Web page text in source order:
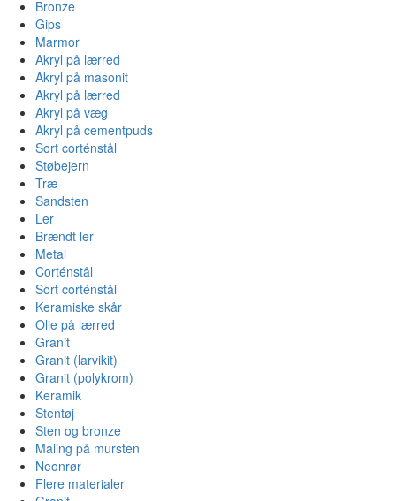
Bronze
Gips
Marmor
Akryl på lærred
Akryl på masonit
Akryl på lærred
Akryl på væg
Akryl på cementpuds
Sort corténstål
Støbejern
Træ
Sandsten
Ler
Brændt ler
Metal
Corténstål
Sort corténstål
Keramiske skår
Olie på lærred
Granit
Granit (larvikit)
Granit (polykrom)
Keramik
Stentøj
Sten og bronze
Maling på mursten
Neonrør
Flere materialer